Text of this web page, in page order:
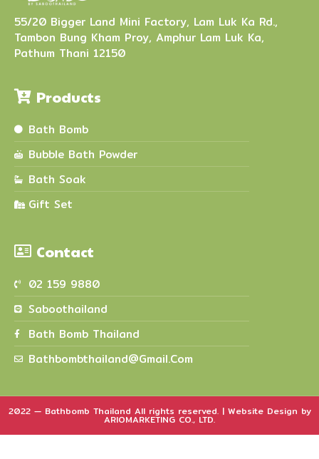
55/20 Bigger Land Mini Factory, Lam Luk Ka Rd.,
Tambon Bung Kham Proy, Amphur Lam Luk Ka,
Pathum Thani 12150
Products
Bath Bomb
Bubble Bath Powder
Bath Soak
Gift Set
Contact
02 159 9880
Saboothailand
Bath Bomb Thailand
Bathbombthailand@gmail.com
2022 — Bathbomb Thailand All rights reserved. | Website Design by
ARIOMARKETING CO., LTD.